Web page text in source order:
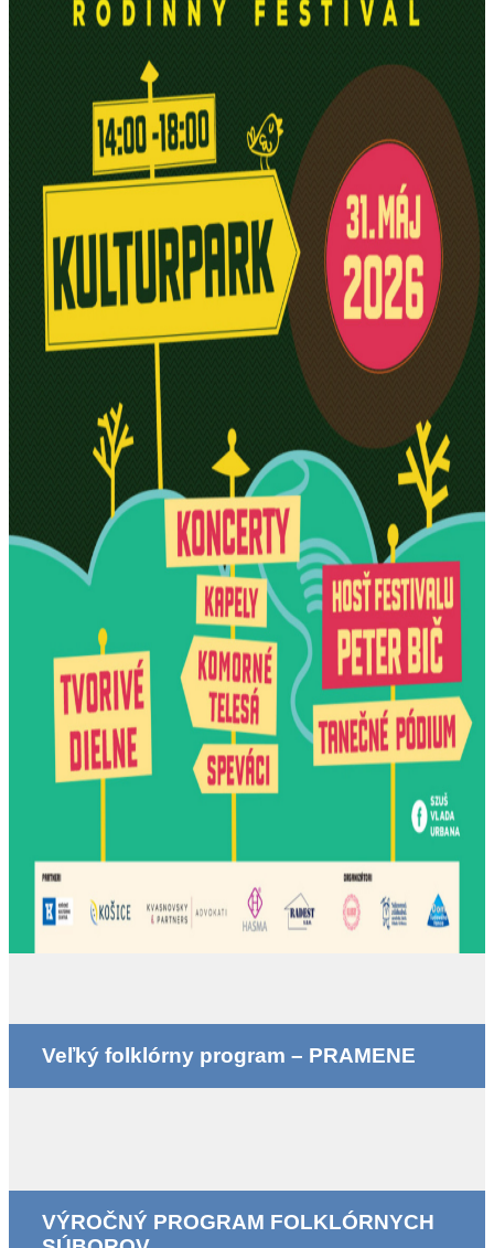
Veľký folklórny program – PRAMENE
VÝROČNÝ PROGRAM FOLKLÓRNYCH